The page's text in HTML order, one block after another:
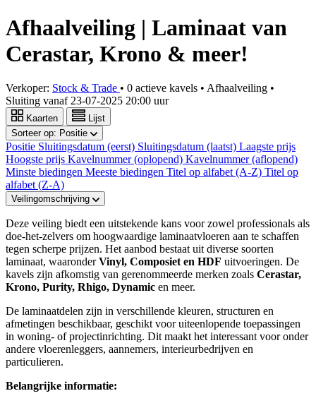
Afhaalveiling | Laminaat van
Cerastar, Krono & meer!
Verkoper: Stock & Trade • 0 actieve kavels • Afhaalveiling •
Sluiting vanaf 23-07-2025 20:00 uur
Kaarten
Lijst
Sorteer op: Positie
Positie Sluitingsdatum (eerst) Sluitingsdatum (laatst) Laagste prijs
Hoogste prijs Kavelnummer (oplopend) Kavelnummer (aflopend)
Minste biedingen Meeste biedingen Titel op alfabet (A-Z) Titel op
alfabet (Z-A)
Veilingomschrijving
Deze veiling biedt een uitstekende kans voor zowel professionals als
doe-het-zelvers om hoogwaardige laminaatvloeren aan te schaffen
tegen scherpe prijzen. Het aanbod bestaat uit diverse soorten
laminaat, waaronderVinyl, Composiet en HDF uitvoeringen. De
kavels zijn afkomstig van gerenommeerde merken zoals Cerastar,
Krono, Purity, Rhigo, Dynamic en meer.
De laminaatdelen zijn in verschillende kleuren, structuren en
afmetingen beschikbaar, geschikt voor uiteenlopende toepassingen
in woning- of projectinrichting. Dit maakt het interessant voor onder
andere vloerenleggers, aannemers, interieurbedrijven en
particulieren.
Belangrijke informatie: